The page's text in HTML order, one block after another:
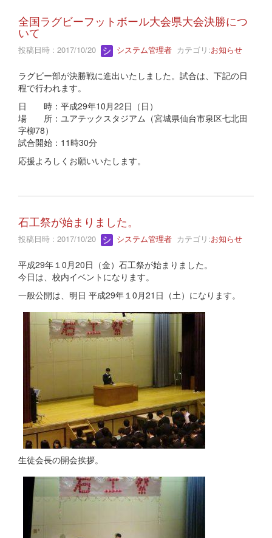
全国ラグビーフットボール大会県大会決勝につ
いて
投稿日時 : 2017/10/20 システム管理者 カテゴリ:お知らせ
ラグビー部が決勝戦に進出いたしました。試合は、下記の日
程で行われます。
日 時：平成29年10月22日（日）
場 所：ユアテックスタジアム（宮城県仙台市泉区七北田
字柳78）
試合開始：11時30分
応援よろしくお願いいたします。
石工祭が始まりました。
投稿日時 : 2017/10/20 システム管理者 カテゴリ:お知らせ
平成29年１0月20日（金）石工祭が始まりました。
今日は、校内イベントになります。
一般公開は、明日 平成29年１0月21日（土）になります。
生徒会長の開会挨拶。